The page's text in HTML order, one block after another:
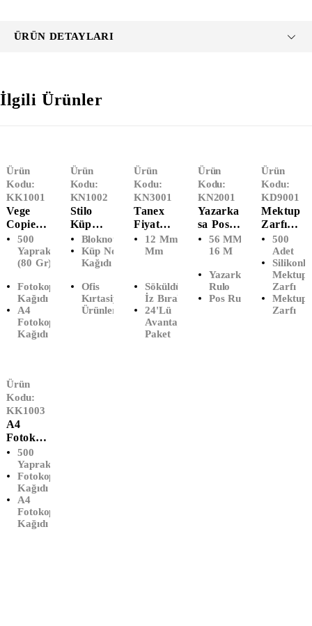
ÜRÜN DETAYLARI
İlgili Ürünler
Ürün
Kodu:
KK1001
Vege
Copier
Bond
A4
Fotokop
(500
Yaprak)
500
Yaprak
(80 Gr)
Fotokopi
Kağıdı
A4
Fotokopi
Kağıdı
Ürün
Kodu:
KN1002
Stilo
Küp
Blok
Beyaz (8
X 8
Bloknot
Küp Not
Kağıdı
Ofis
Kırtasiye
Ürünleri
Ürün
Kodu:
KN3001
Tanex
Fiyat
Etiketi
(24'lü)
12 Mm X 21
Mm
Söküldüğünde
İz Bırakmaz
24'lü
Avantaj
Paket
Ürün
Kodu:
KN2001
Yazarka
Sa Pos
Termal
Rulo (10
56 MM X
16 M
Yazarkasa
Rulo
Pos Rulo
Ürün
Kodu:
KD9001
Mektup
Zarfı
Silikonlu
(500'lü)
500
Adet
Silikonlu
Mektup
Zarfı
Mektup
Zarfı
Ürün
Kodu:
KK1003
A4
Fotokop
I Kağıdı
(500
Yaprak)
500
Yaprak
Fotokopi
Kağıdı
A4
Fotokopi
Kağıdı